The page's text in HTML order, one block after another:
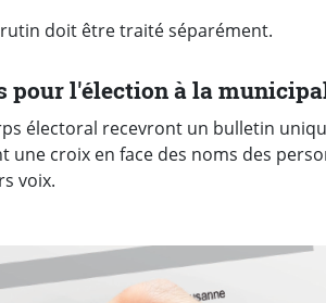
doit être traité séparément.
pour l'élection à la
électoral recevront un bulletin
une croix en face des noms des
voix.